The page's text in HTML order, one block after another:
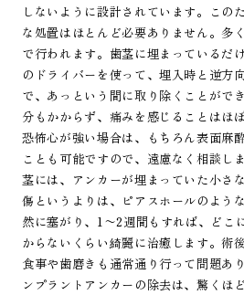
しないように設計されています。この
な処置はほとんど必要ありません。多
で行われます。歯茎に埋まっているだ
のドライバーを使って、埋入時と逆方
で、あっという間に取り除くことがで
分もかからず、痛みを感じることはほ
恐怖心が強い場合は、もちろん表面麻
ことも可能ですので、遠慮なく相談し
茎には、アンカーが埋まっていた小さ
傷というよりは、ピアスホールのよう
然に塞がり、1〜2週間もすれば、どこ
からないくらい綺麗に治癒します。術
食事や歯磨きも通常通り行って問題あ
ンプラントアンカーの除去は、驚くほ